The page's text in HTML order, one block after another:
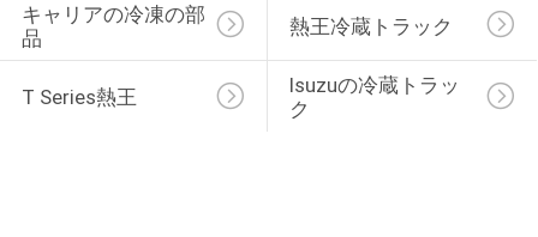
キャリアの冷凍の部
品
熱王冷蔵トラック
T Series熱王
Isuzuの冷蔵トラッ
ク